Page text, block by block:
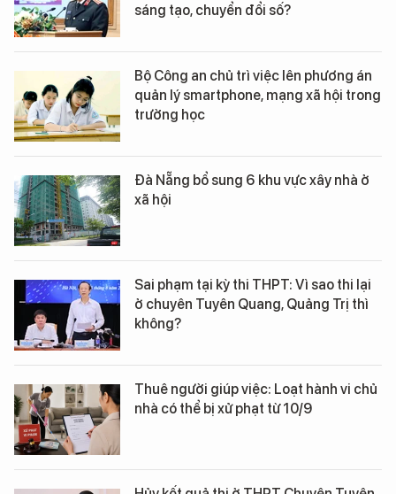
sáng tạo, chuyển đổi số?
Bộ Công an chủ trì việc lên phương án
quản lý smartphone, mạng xã hội trong
trường học
Đà Nẵng bổ sung 6 khu vực xây nhà ở
xã hội
Sai phạm tại kỳ thi THPT: Vì sao thi lại
ở chuyên Tuyên Quang, Quảng Trị thì
không?
Thuê người giúp việc: Loạt hành vi chủ
nhà có thể bị xử phạt từ 10/9